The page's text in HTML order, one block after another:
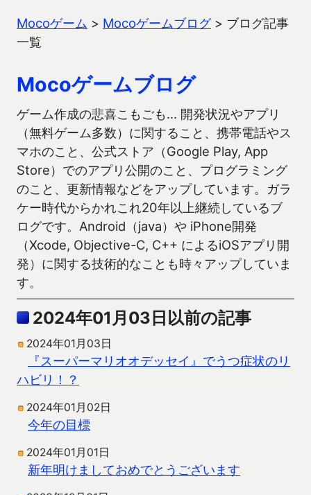
Mocoゲーム > Mocoゲームブログ> ブログ記事
一覧
Mocoゲームブログ
ゲーム作成の悲喜こもごも… 開発状況やアプリ
（無料ゲーム多数）に関すること、携帯電話やス
マホのこと、公式ストア（Google Play, App
Store）でのアプリ公開のこと、プログラミング
のこと、更新情報などをアップしています。ガラ
ケー時代からかれこれ20年以上継続しているブ
ログです。Android（java）や iPhone開発
（Xcode, Objective-C, C++ によるiOSアプリ開
発）に関する技術的なことも時々アップしていま
す。
2024年01月03日以前の記事
2024年01月03日
『スーパーマリオオデッセイ』でうつ症状のリ
ハビリ！？
2024年01月02日
今年の目標
2024年01月01日
新年明けましておめでとうございます